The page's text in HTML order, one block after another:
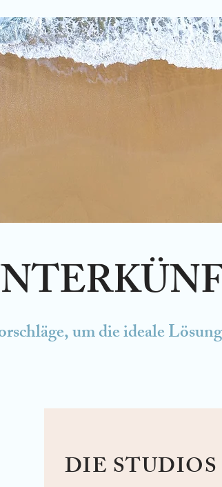
um die ideale
DIE STUDIOS